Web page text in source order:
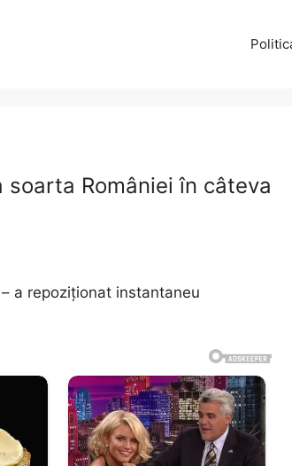
României în câteva
a repoziționat instantaneu